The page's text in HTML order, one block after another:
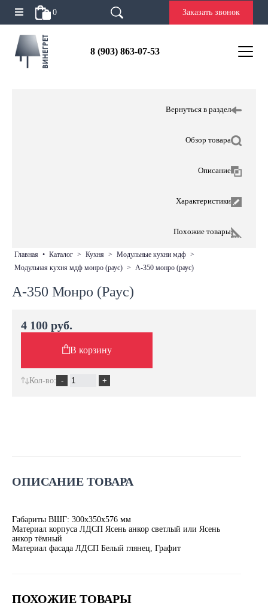
0 Заказать звонок
8 (903) 863-07-53
Вернуться в раздел
Обзор товара
Описание
Характеристики
Похожие товары
главная • каталог > кухня > модульные кухни мдф >
модульная кухня мдф монро (раус) > а-350 монро (раус)
А-350 Монро (Раус)
ОПИСАНИЕ ТОВАРА
Габариты ВШГ: 300х350х576 мм
Материал корпуса ЛДСП Ясень анкор светлый или Ясень
анкор тёмный
Материал фасада ЛДСП Белый глянец, Графит
ПОХОЖИЕ ТОВАРЫ
4 100 руб.
В корзину
Кол-во: